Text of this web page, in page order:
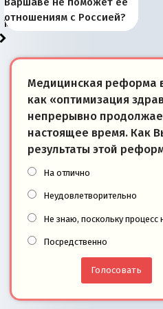
районы Баренцева
моря
тем, что они -
победители
«переобувании» хозяев
суверенной экономике
Анкориджа
внутренней политике
отношениям с Россией?
Медицинская реформа
как «оптимизация
непрерывно
настоящее время. Как
результаты этой
На отлично
Неудовлетворительно
Не знаю, поскольку процесс
Посредственно